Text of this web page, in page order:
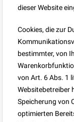
dieser Website
Cookies, die zur
bestimmter, von
von Art. 6 Abs. 1
Websitebetreiber
Speicherung von
optimierten